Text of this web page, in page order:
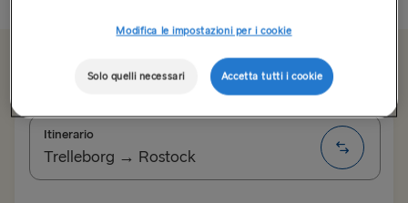
Da 62.90€ sola andata, auto e conducente
Itinerario
Trelleborg → Rostock
Modifica le impostazioni per i cookie
Solo quelli necessari Accetta tutti i cookie